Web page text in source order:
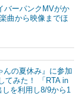
バーパンクMVがか
曲から映像までほ
んの夏休み』に参加
てみた！ 「RTA in
を利用し8/9から1